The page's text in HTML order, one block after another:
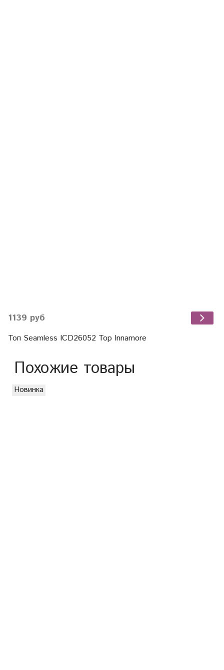
1139 руб
Топ Seamless ICD26052 Top Innamore
Похожие товары
Новинка